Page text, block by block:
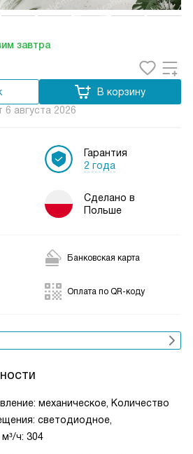
завтра
В корзину
6 августа 2026
Гарантия
2 года
Сделано в
Польше
Банковская карта
Оплата по QR-коду
механическое, Количество
светодиодное,
ч: 304